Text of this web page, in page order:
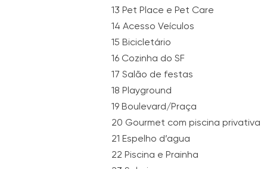
13 Pet Place e Pet Care
14 Acesso Veículos
15 Bicicletário
16 Cozinha do SF
17 Salão de festas
18 Playground
19 Boulevard/Praça
20 Gourmet com piscina privativa
21 Espelho d’agua
22 Piscina e Prainha